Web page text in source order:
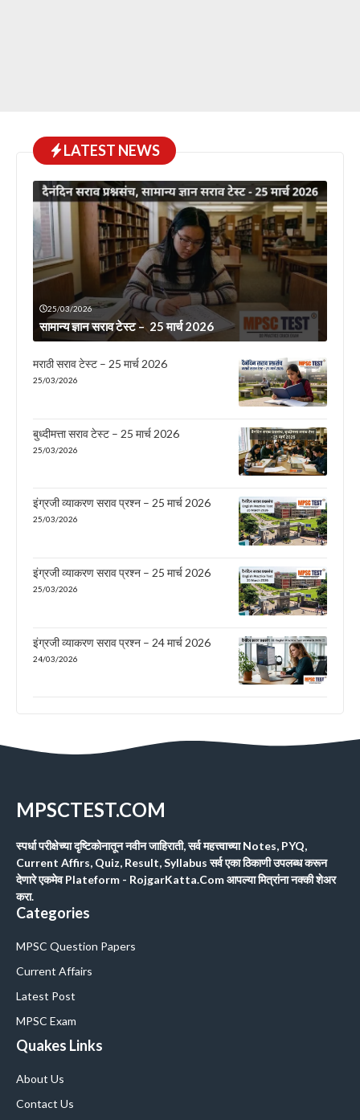
LATEST NEWS
25/03/2026
सामान्य ज्ञान सराव टेस्ट – 25 मार्च 2026
मराठी सराव टेस्ट – 25 मार्च 2026
25/03/2026
बुध्दीमत्ता सराव टेस्ट – 25 मार्च 2026
25/03/2026
इंग्रजी व्याकरण सराव प्रश्न – 25 मार्च 2026
25/03/2026
इंग्रजी व्याकरण सराव प्रश्न – 25 मार्च 2026
25/03/2026
इंग्रजी व्याकरण सराव प्रश्न – 24 मार्च 2026
24/03/2026
MPSCTEST.COM
स्पर्धा परीक्षेच्या दृष्टिकोनातून नवीन जाहिराती, सर्व महत्त्वाच्या Notes, PYQ,
Current Affirs, Quiz, Result, Syllabus सर्व एका ठिकाणी उपलब्ध करून
देणारे एकमेव Plateform - RojgarKatta.Com आपल्या मित्रांना नक्की शेअर
करा.
Categories
MPSC Question Papers
Current Affairs
Latest Post
MPSC Exam
Quakes Links
About Us
Contact Us